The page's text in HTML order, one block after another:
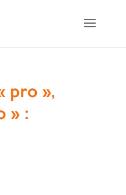
pro »,
» :